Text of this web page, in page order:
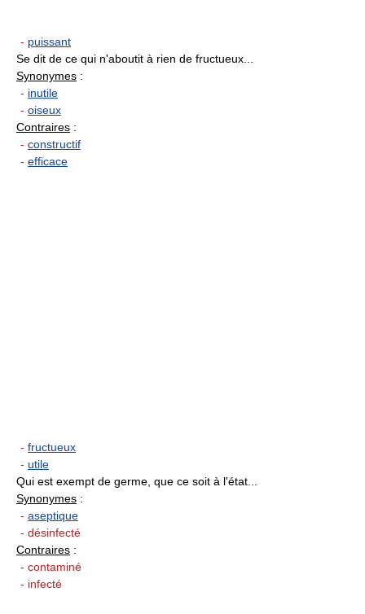
- puissant
Se dit de ce qui n'aboutit à rien de fructueux...
Synonymes :
- inutile
- oiseux
Contraires :
- constructif
- efficace
- fructueux
- utile
Qui est exempt de germe, que ce soit à l'état...
Synonymes :
- aseptique
- désinfecté
Contraires :
- contaminé
- infecté